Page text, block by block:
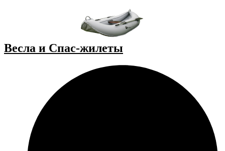
Весла и Спас-жилеты